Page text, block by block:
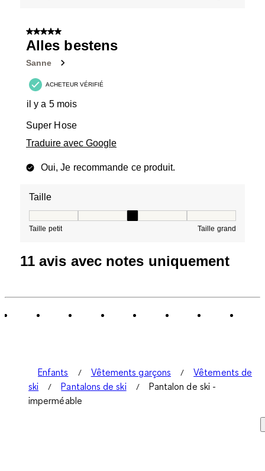
5 sur 5 étoiles.
Alles bestens
Sanne
ACHETEUR VÉRIFIÉ
il y a 5 mois
Super Hose
Traduire avec Google
Oui, Je recommande ce produit.
Taille
Taille petit Taille grand
11 avis avec notes uniquement
Enfants Vêtements garçons
Vêtements de
ski
Pantalons de ski
Pantalon de ski -
imperméable